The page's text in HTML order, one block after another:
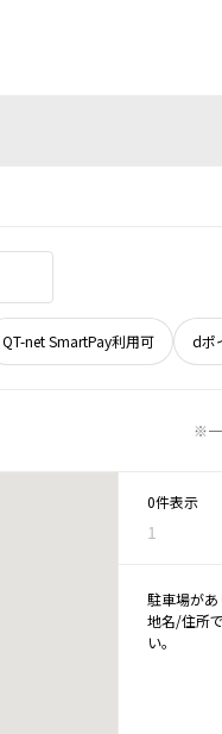
QT-net SmartPay利用可 dポ
※一
0件表示
1
駐車場があ
地名/住所
い。